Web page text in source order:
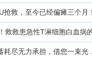
抢救，至今已经偏瘫三个月
救救患急性T淋细胞白血病
耗尽无力承担，借您一束光